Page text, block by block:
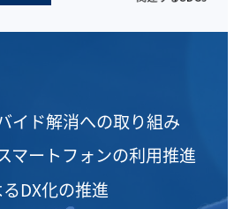
イド解消への取り組み
マートフォンの利用推進
DX化の推進